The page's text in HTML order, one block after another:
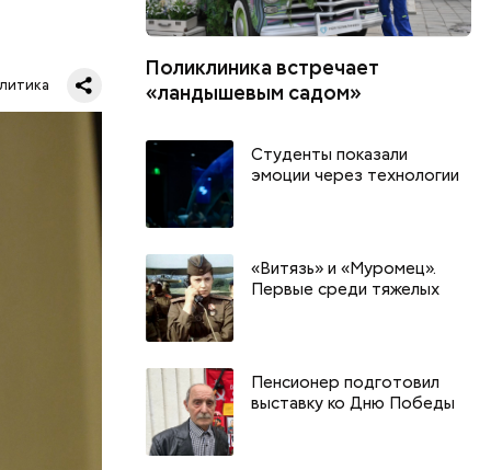
и
стране
Поликлиника встречает
«ландышевым садом»
Студенты показали
эмоции через технологии
«Витязь» и «Муромец».
Первые среди тяжелых
Пенсионер подготовил
выставку ко Дню Победы